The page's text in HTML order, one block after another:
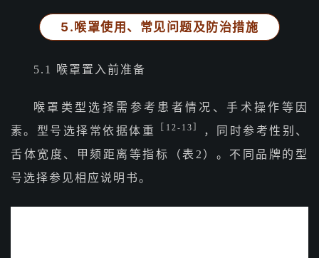
5.喉罩使用、常见问题及防治措施
5.1 喉罩置入前准备
喉罩类型选择需参考患者情况、手术操作等因
素。型号选择常依据体重
［12-13］
，同时参考性别、
舌体宽度、甲颏距离等指标（表2）。不同品牌的型
号选择参见相应说明书。